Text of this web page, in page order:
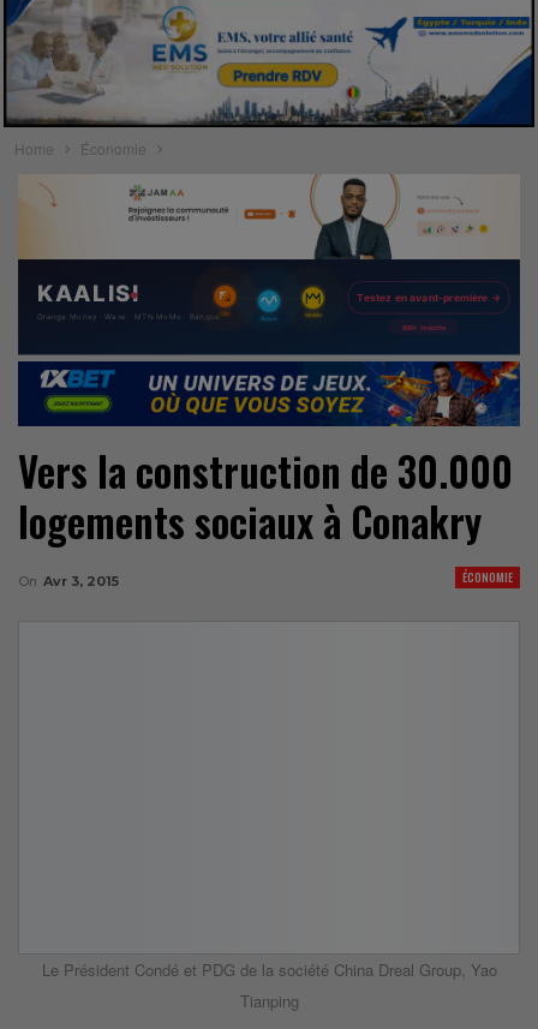
Home Économie
Vers la construction de 30.000
logements sociaux à Conakry
ÉCONOMIE
On Avr 3, 2015
Le Président Condé et PDG de la société China Dreal Group, Yao
Tianping